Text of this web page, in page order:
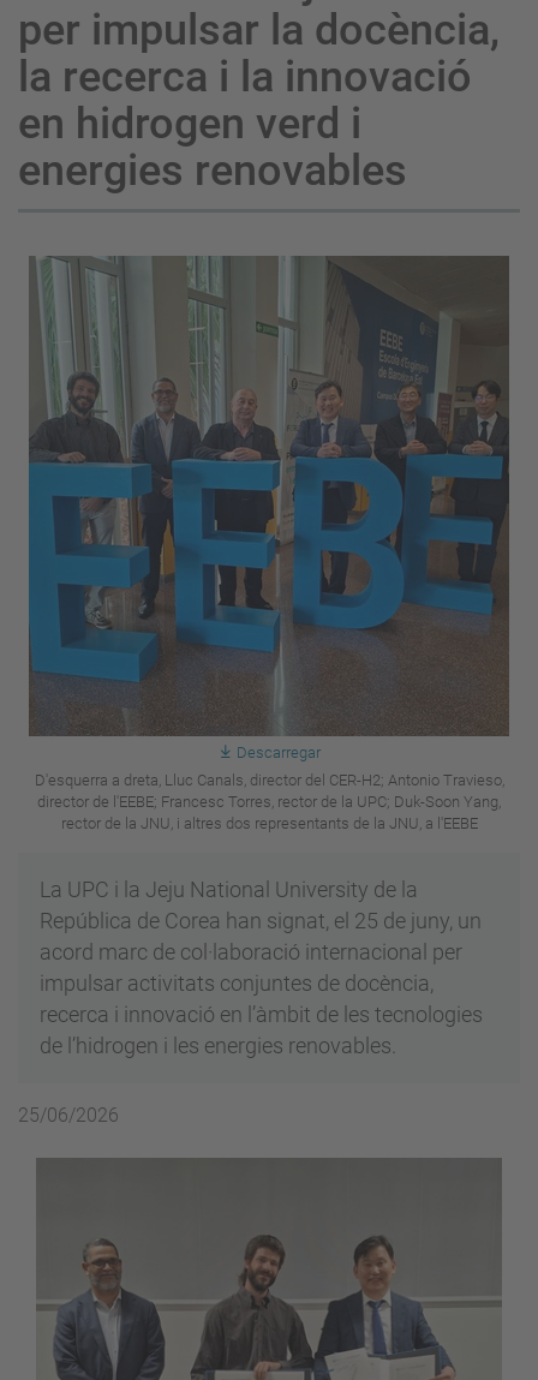
per impulsar la docència,
la recerca i la innovació
en hidrogen verd i
energies renovables
Descarregar
D'esquerra a dreta, Lluc Canals, director del CER-H2; Antonio Travieso,
director de l'EEBE; Francesc Torres, rector de la UPC; Duk-Soon Yang,
rector de la JNU, i altres dos representants de la JNU, a l'EEBE
La UPC i la Jeju National University de la
República de Corea han signat, el 25 de juny, un
acord marc de col·laboració internacional per
impulsar activitats conjuntes de docència,
recerca i innovació en l’àmbit de les tecnologies
de l’hidrogen i les energies renovables.
25/06/2026